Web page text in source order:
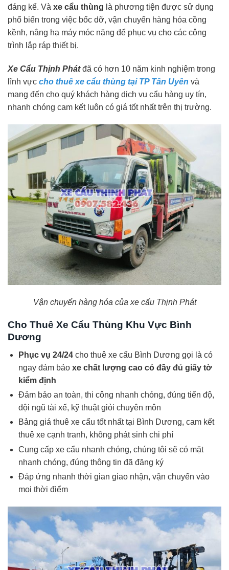
đáng kể. Và xe cẩu thùng là phương tiện được sử dụng
phổ biến trong việc bốc dỡ, vận chuyển hàng hóa cồng
kềnh, nâng hạ máy móc nặng để phục vụ cho các công
trình lắp ráp thiết bị.
Xe Cẩu Thịnh Phátđã có hơn 10 năm kinh nghiệm trong
lĩnh vực cho thuê xe cẩu thùng tại TP Tân Uyên và
mang đến cho quý khách hàng dịch vụ cẩu hàng uy tín,
nhanh chóng cam kết luôn có giá tốt nhất trên thị trường.
Vận chuyển hàng hóa của xe cẩu Thịnh Phát
Cho Thuê Xe Cẩu Thùng Khu Vực Bình
Dương
Phục vụ 24/24cho thuê xe cẩu Bình Dương gọi là có
ngay đảm bảo xe chất lượng cao có đầy đủ giấy tờ
kiểm định
Đảm bảo an toàn, thi công nhanh chóng, đúng tiến độ,
đội ngũ tài xế, kỹ thuật giỏi chuyên môn
Bảng giá thuê xe cẩu tốt nhất tại Bình Dương, cam kết
thuê xe cạnh tranh, không phát sinh chi phí
Cung cấp xe cẩu nhanh chóng, chúng tôi sẽ có mặt
nhanh chóng, đúng thông tin đã đăng ký
Đáp ứng nhanh thời gian giao nhận, vận chuyển vào
mọi thời điểm